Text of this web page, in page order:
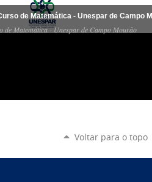
de Matemática - Unespar de Campo
de Matemática - Unespar de Campo Mourão
Voltar para o topo